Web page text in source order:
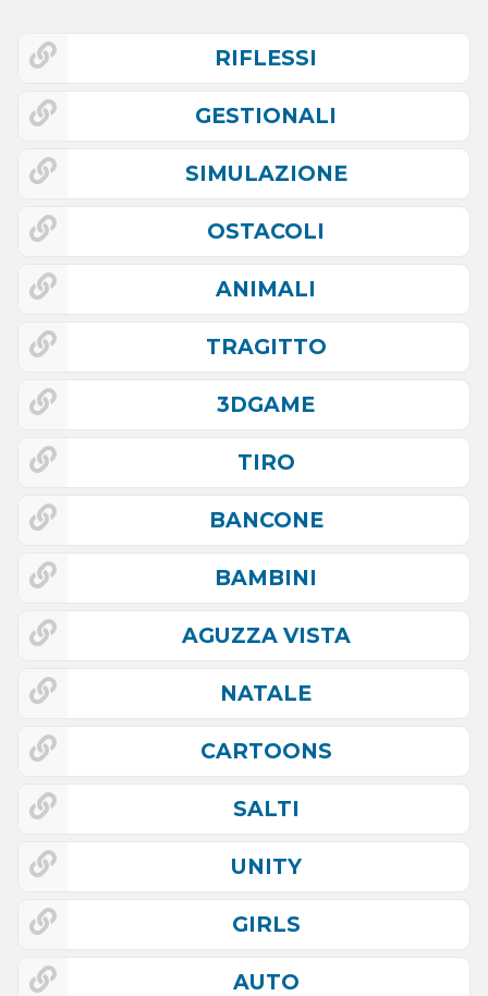
RIFLESSI
GESTIONALI
SIMULAZIONE
OSTACOLI
ANIMALI
TRAGITTO
3DGAME
TIRO
BANCONE
BAMBINI
AGUZZA VISTA
NATALE
CARTOONS
SALTI
UNITY
GIRLS
AUTO